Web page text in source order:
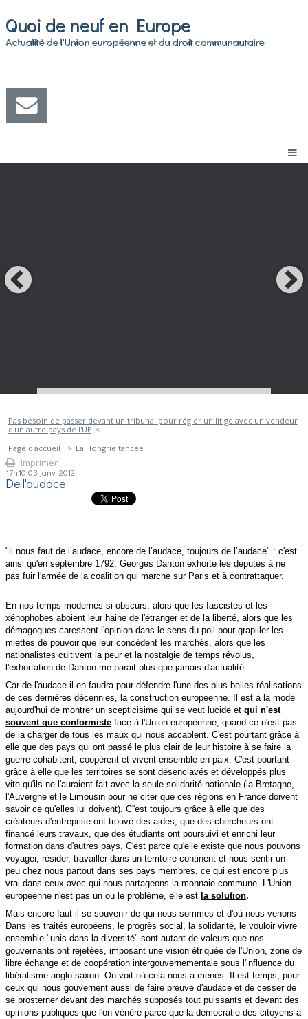
Quoi de neuf en Europe
Actualité de l'Union européenne et du droit communautaire
Pas besoin de passer devant un tribunal pour régler un litige avec un vendeur
d'un autre pays de l'UE
Page d'accueil
La Hongrie tancée
Imprimer
17h10 03 janv. 2012
De l'audace
"il nous faut de l’audace, encore de l’audace, toujours de l’audace" : c'est
ainsi qu'en septembre 1792, Georges Danton exhorte les députés à ne
pas fuir l'armée de la coalition qui marche sur Paris et à contrattaquer.
En nos temps modernes si obscurs, alors que les fascistes et les
xénophobes aboient leur haine de l'étranger et de la liberté, alors que les
démagogues caressent l'opinion dans le sens du poil pour grapiller les
miettes de pouvoir que leur concèdent les marchés, alors que les
nationalistes cultivent la peur et la nostalgie de temps révolus,
l'exhortation de Danton me parait plus que jamais d'actualité.
Car de l'audace il en faudra pour défendre l'une des plus belles réalisations
de ces dernières décennies, la construction européenne. Il est à la mode
aujourd'hui de montrer un scepticisime qui se veut lucide etqui n'est
souvent que conformiste face à l'Union européenne, quand ce n'est pas
de la charger de tous les maux qui nous accablent. C'est pourtant grâce à
elle que des pays qui ont passé le plus clair de leur histoire à se faire la
guerre cohabitent, coopèrent et vivent ensemble en paix. C'est pourtant
grâce à elle que les territoires se sont désenclavés et développés plus
vite qu'ils ne l'auraient fait avec la seule solidarité nationale (la Bretagne,
l'Auvergne et le Limousin pour ne citer que ces régions en France doivent
savoir ce qu'elles lui doivent). C''est toujours grâce à elle que des
créateurs d'entreprise ont trouvé des aides, que des chercheurs ont
financé leurs travaux, que des étudiants ont poursuivi et enrichi leur
formation dans d'autres pays. C'est parce qu'elle existe que nous pouvons
voyager, résider, travailler dans un territoire continent et nous sentir un
peu chez nous partout dans ses pays membres, ce qui est encore plus
vrai dans ceux avec qui nous partageons la monnaie commune. L'Union
européenne n'est pas un ou le problème, elle est la solution.
Mais encore faut-il se souvenir de qui nous sommes et d'où nous venons
Dans les traités européens, le progrès social, la solidarité, le vouloir vivre
ensemble "unis dans la diversité" sont autant de valeurs que nos
gouvernants ont rejetées, imposant une vision étriquée de l'Union, zone de
libre échange et de coopération intergouvernementale sous l'influence du
libéralisme anglo saxon. On voit où cela nous a menés. Il est temps, pour
ceux qui nous gouvernent aussi de faire preuve d'audace et de cesser de
se prosterner devant des marchés supposés tout puissants et devant des
opinions publiques que l'on vénère parce que la démocratie des citoyens a